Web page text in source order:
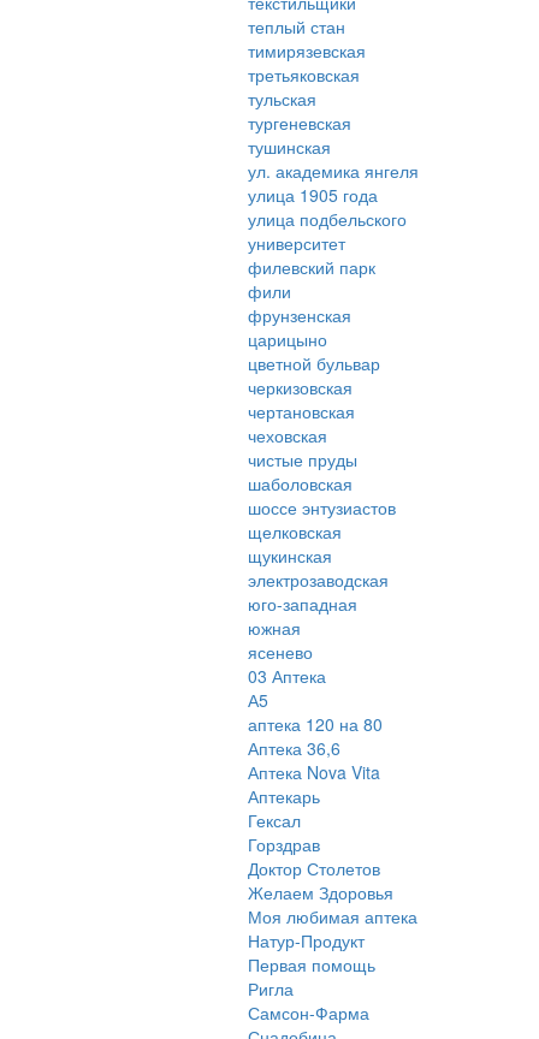
теплый стан
тимирязевская
третьяковская
тульская
тургеневская
тушинская
ул. академика янгеля
улица 1905 года
улица подбельского
университет
филевский парк
фили
фрунзенская
царицыно
цветной бульвар
черкизовская
чертановская
чеховская
чистые пруды
шаболовская
шоссе энтузиастов
щелковская
щукинская
электрозаводская
юго-западная
южная
ясенево
03 Аптека
А5
аптека 120 на 80
Аптека 36,6
Аптека Nova Vita
Аптекарь
Гексал
Горздрав
Доктор Столетов
Желаем Здоровья
Моя любимая аптека
Натур-Продукт
Первая помощь
Ригла
Самсон-Фарма